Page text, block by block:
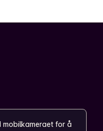
mobilkameraet for å